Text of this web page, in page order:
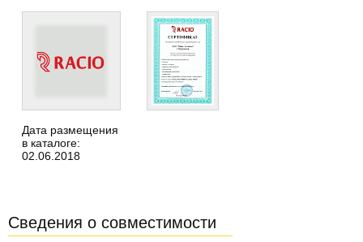
Дата размещения
в каталоге:
02.06.2018
Сведения о совместимости